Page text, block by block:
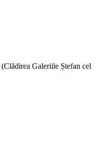
Galeriile Ștefan cel